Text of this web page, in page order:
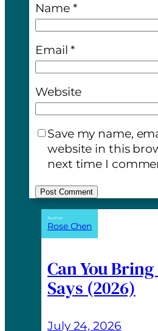
Author:
Rose Chen
Can You
Says (2026)
July 24, 2026
Name *
Email*
Website
Save my name,
website in this
next time I